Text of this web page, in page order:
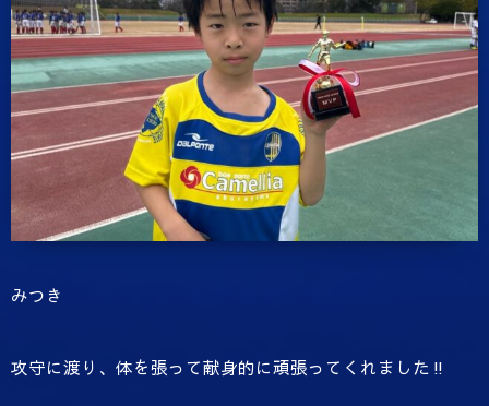
みつき
攻守に渡り、体を張って献身的に頑張ってくれました‼️